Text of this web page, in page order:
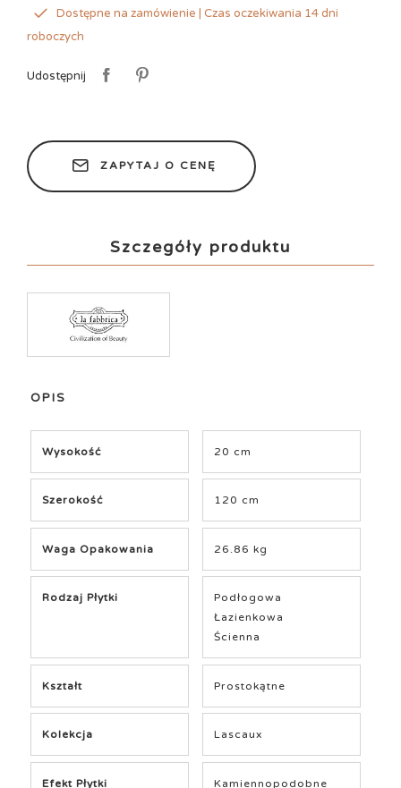
Dostępne na zamówienie | Czas oczekiwania 14 dni
roboczych
Udostępnij
ZAPYTAJ O CENĘ
Szczegóły produktu
OPIS
Wysokość 20 cm
Szerokość 120 cm
Waga Opakowania 26.86 kg
Rodzaj Płytki
Podłogowa
Łazienkowa
Ścienna
Kształt Prostokątne
Kolekcja Lascaux
Efekt Płytki Kamiennopodobne